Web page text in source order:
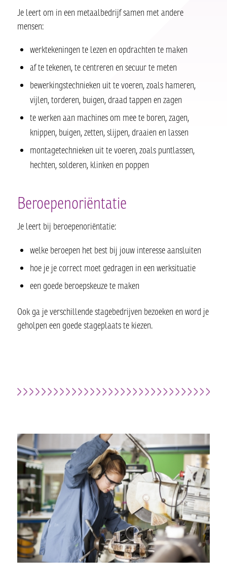
Je leert om in een metaalbedrijf samen met andere
mensen:
werktekeningen te lezen en opdrachten te maken
af te tekenen, te centreren en secuur te meten
bewerkingstechnieken uit te voeren, zoals hameren,
vijlen, torderen, buigen, draad tappen en zagen
te werken aan machines om mee te boren, zagen,
knippen, buigen, zetten, slijpen, draaien en lassen
montagetechnieken uit te voeren, zoals puntlassen,
hechten, solderen, klinken en poppen
Beroepenoriëntatie
Je leert bij beroepenoriëntatie:
welke beroepen het best bij jouw interesse aansluiten
hoe je je correct moet gedragen in een werksituatie
een goede beroepskeuze te maken
Ook ga je verschillende stagebedrijven bezoeken en word je
geholpen een goede stageplaats te kiezen.